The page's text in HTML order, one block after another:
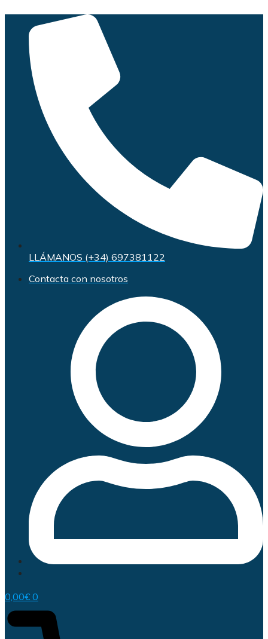
contenido
LLÁMANOS (+34) 697381122
Contacta con nosotros
0,00€ 0